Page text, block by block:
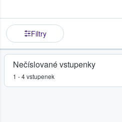
Filtry
Nečíslované vstupenky
1 - 4 vstupenek